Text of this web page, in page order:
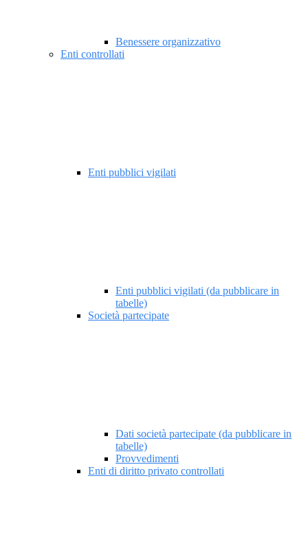
Benessere organizzativo
Enti controllati
Enti pubblici vigilati
Enti pubblici vigilati (da pubblicare in
tabelle)
Società partecipate
Dati società partecipate (da pubblicare in
tabelle)
Provvedimenti
Enti di diritto privato controllati